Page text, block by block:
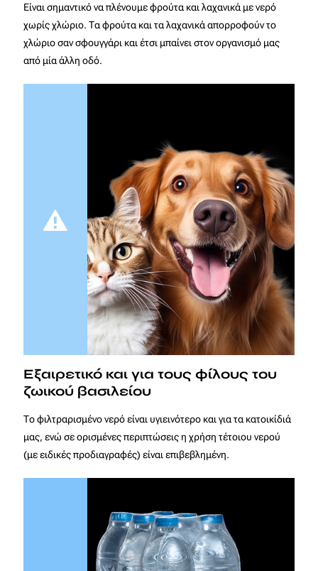
Είναι σημαντικό να πλένουμε φρούτα και λαχανικά με νερό
χωρίς χλώριο. Τα φρούτα και τα λαχανικά απορροφούν το
χλώριο σαν σφουγγάρι και έτσι μπαίνει στον οργανισμό μας
από μία άλλη οδό.
Εξαιρετικό και για τους φίλους του
ζωικού βασιλείου
Το φιλτραρισμένο νερό είναι υγιεινότερο και για τα κατοικίδιά
μας, ενώ σε ορισμένες περιπτώσεις η χρήση τέτοιου νερού
(με ειδικές προδιαγραφές) είναι επιβεβλημένη.